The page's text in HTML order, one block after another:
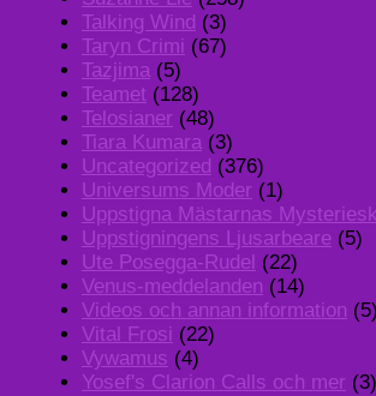
Talking Wind (3)
Taryn Crimi (67)
Tazjima (5)
Teamet (128)
Telosianer (48)
Tiara Kumara (3)
Uncategorized (376)
Universums Moder (1)
Uppstigna Mästarnas
Uppstigningens Ljusarbeare (5)
Ute Posegga-Rudel (22)
Venus-meddelanden (14)
Videos och annan information (5)
Vital Frosi (22)
Vywamus (4)
Yosef's Clarion Calls och mer (3)